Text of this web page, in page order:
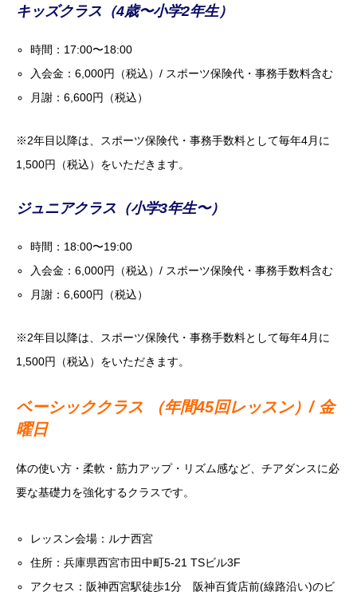
キッズクラス（4歳〜小学2年生）
時間：17:00〜18:00
入会金：6,000円（税込）/ スポーツ保険代・事務手数料含む
月謝：6,600円（税込）
※2年目以降は、スポーツ保険代・事務手数料として毎年4月に
1,500円（税込）をいただきます。
ジュニアクラス（小学3年生〜）
時間：18:00〜19:00
入会金：6,000円（税込）/ スポーツ保険代・事務手数料含む
月謝：6,600円（税込）
※2年目以降は、スポーツ保険代・事務手数料として毎年4月に
1,500円（税込）をいただきます。
ベーシッククラス （年間45回レッスン）/ 金
曜日
体の使い方・柔軟・筋力アップ・リズム感など、チアダンスに必
要な基礎力を強化するクラスです。
レッスン会場：ルナ西宮
住所：兵庫県西宮市田中町5-21 TSビル3F
アクセス：阪神西宮駅徒歩1分 阪神百貨店前(線路沿い)のビ